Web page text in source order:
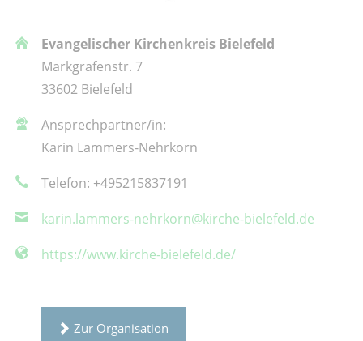
Evangelischer Kirchenkreis Bielefeld
Markgrafenstr. 7
33602 Bielefeld
Ansprechpartner/in:
Karin Lammers-Nehrkorn
Telefon: +495215837191
karin.lammers-nehrkorn@kirche-bielefeld.de
https://www.kirche-bielefeld.de/
Zur Organisation